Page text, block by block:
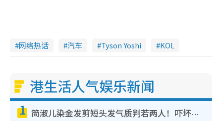
网络热话 汽车 Tyson Yoshi KOL
港生活人气娱乐新闻
1 简淑儿染金发剪短头发气质判若两人！吓坏老公麦大力都认不出：“你做什么？”